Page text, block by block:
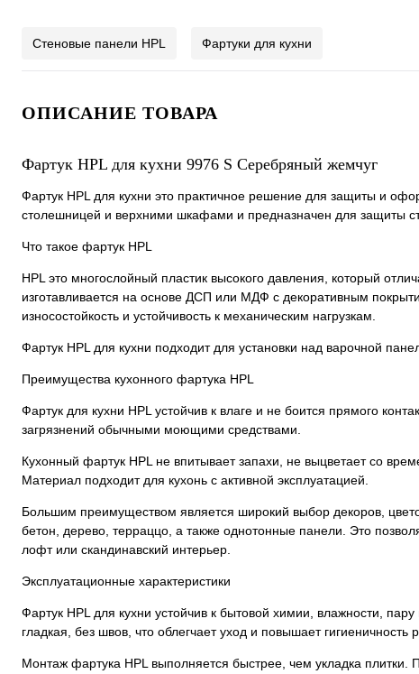
Стеновые панели HPL Фартуки для кухни
ОПИСАНИЕ ТОВАРА
Фартук HPL для кухни 9976 S Серебряный жемчу
Фартук HPL для кухни это практичное решение для защиты и
столешницей и верхними шкафами и предназначен для защиты
Что такое фартук HPL
HPL это многослойный пластик высокого давления, который
изготавливается на основе ДСП или МДФ с декоративным
износостойкость и устойчивость к механическим нагрузкам.
Фартук HPL для кухни подходит для установки над варочной
Преимущества кухонного фартука HPL
Фартук для кухни HPL устойчив к влаге и не боится прямого
загрязнений обычными моющими средствами.
Кухонный фартук HPL не впитывает запахи, не выцветает со
Материал подходит для кухонь с активной эксплуатацией.
Большим преимуществом является широкий выбор декоров,
етон, дерево, терраццо, а также однотонные панели. Это
лофт или скандинавский интерьер.
Эксплуатационные характеристики
Фартук HPL для кухни устойчив к бытовой химии, влажности,
ладкая, без швов, что облегчает уход и повышает гигиеничность
Монтаж фартука HPL выполняется быстрее, чем укладка плитки.